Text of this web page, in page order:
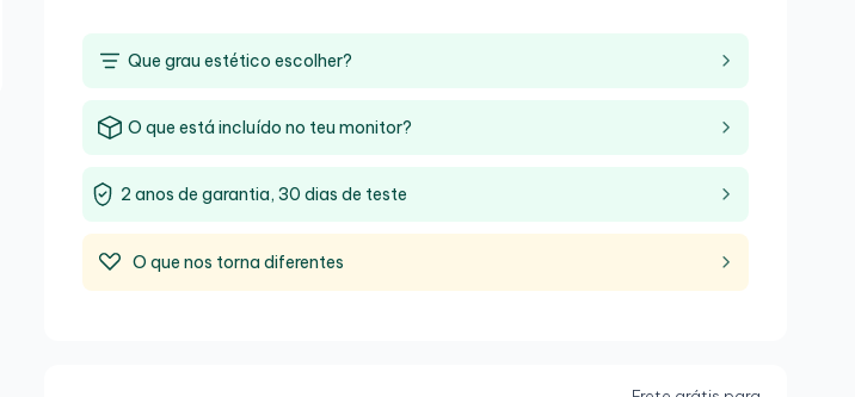
Que grau estético escolher?
O que está incluído no teu monitor?
2 anos de garantia, 30 dias de teste
O que nos torna diferentes